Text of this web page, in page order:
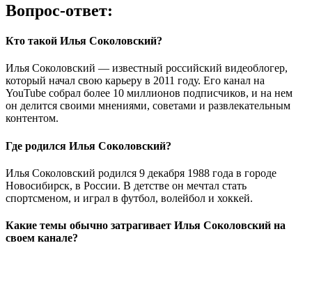
Вопрос-ответ:
Кто такой Илья Соколовский?
Илья Соколовский — известный российский видеоблогер,
который начал свою карьеру в 2011 году. Его канал на
YouTube собрал более 10 миллионов подписчиков, и на нем
он делится своими мнениями, советами и развлекательным
контентом.
Где родился Илья Соколовский?
Илья Соколовский родился 9 декабря 1988 года в городе
Новосибирск, в России. В детстве он мечтал стать
спортсменом, и играл в футбол, волейбол и хоккей.
Какие темы обычно затрагивает Илья Соколовский на
своем канале?